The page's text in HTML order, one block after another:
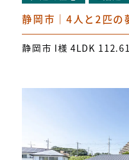
静岡市｜4人と2匹の
静岡市 I様 4LDK